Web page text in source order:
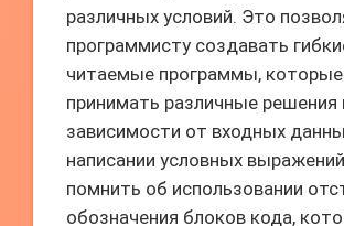
различных условий. Это
программисту создавать
читаемые программы,
принимать различные решения
зависимости от входных
написании условных
помнить об использовании
обозначения блоков кода,